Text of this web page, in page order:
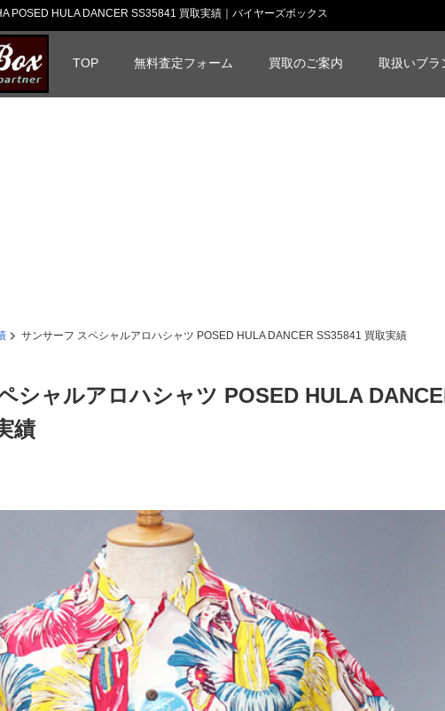
POSED HULA DANCER SS35841 買取実績｜バイヤーズボックス
TOP 無料査定フォーム 買取のご案内 取扱いブラ
サンサーフ スペシャルアロハシャツ POSED HULA DANCER SS35841 買取実績
シャルアロハシャツ POSED HULA
績